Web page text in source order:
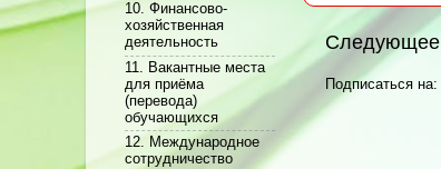
Следующее
Подписаться на:
10. Финансово-
хозяйственная
деятельность
11. Вакантные места
для приёма
(перевода)
обучающихся
12. Международное
сотрудничество